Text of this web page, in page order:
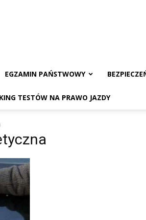
EGZAMIN PAŃSTWOWY
TESTÓW NA PRAWO JAZDY